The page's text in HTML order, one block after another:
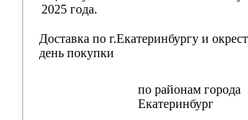
2025 года.
Доставка по г.Екатеринбургу и
день покупки
по районам города
Екатеринбург